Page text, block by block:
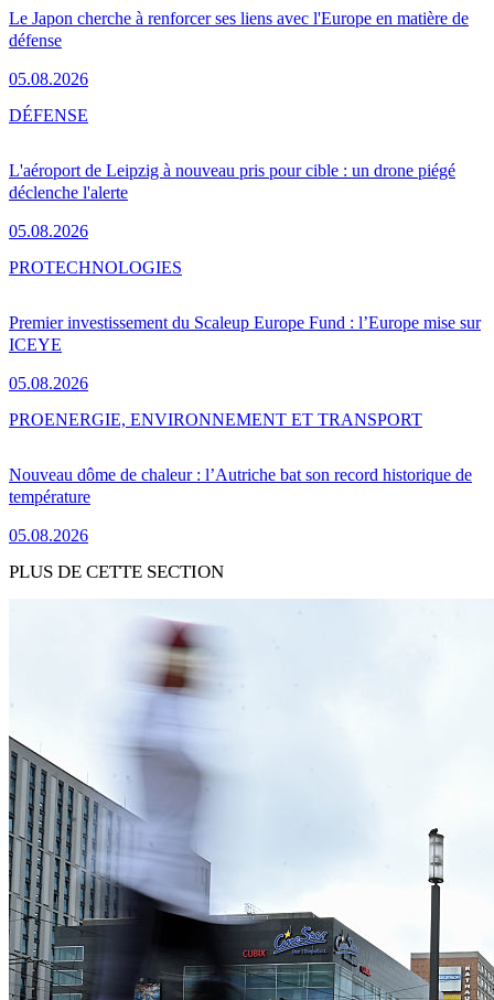
Le Japon cherche à renforcer ses liens avec l'Europe en matière de
défense
05.08.2026
L'aéroport de Leipzig à nouveau pris pour cible : un drone piégé
déclenche l'alerte
05.08.2026
DÉFENSE
Premier investissement du Scaleup Europe Fund : l’Europe mise sur
ICEYE
05.08.2026
PROTECHNOLOGIES
Nouveau dôme de chaleur : l’Autriche bat son record historique de
température
05.08.2026
PROENERGIE, ENVIRONNEMENT ET TRANSPORT
PLUS DE CETTE SECTION